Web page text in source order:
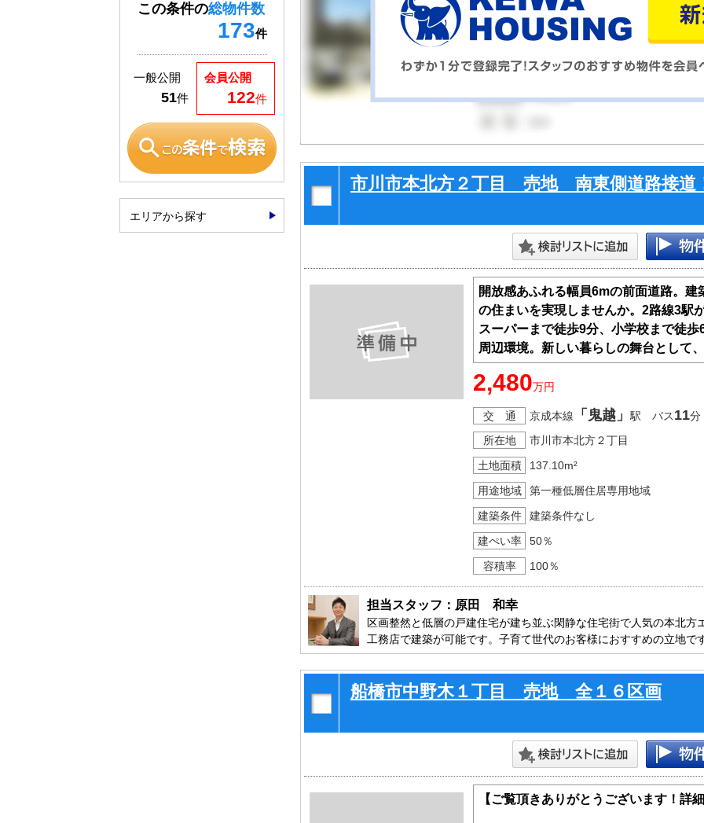
市川市本北方２丁目 売地 南東側道路接道
開放感あふれる幅員6mの前面道路。
の住まいを実現しませんか。2路線3駅
スーパーまで徒歩9分、小学校まで徒
周辺環境。新しい暮らしの舞台として
2,480万円
交 通 京成本線 「鬼越」 駅 バス11分
所在地
市川市本北方２丁目
土地面積
137.10m²
用途地域
第一種低層住居専用地域
建築条件
建築条件なし
建ぺい率
50％
容積率
100％
担当スタッフ：原田　和幸
区画整然と低層の戸建住宅が建ち並ぶ閑静な住宅街で人気の本北
工務店で建築が可能です。子育て世代のお客様におすすめの立地
のでお気軽にお問合せ下さい。
船橋市中野木１丁目 売地 全１６区画
【ご覧頂きありがとうございます！詳
この条件の総物件数
173件
会員公開
122件
一般公開
51件
エリアから探す